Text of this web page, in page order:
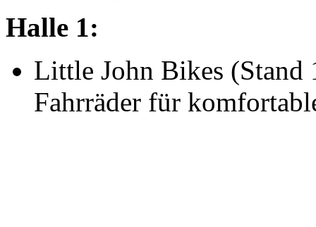
Halle 1:
Little John Bikes (Stand
Fahrräder für